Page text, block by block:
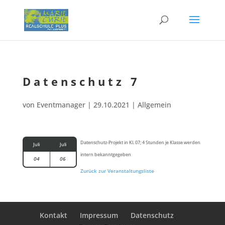
Daten­schutz 7
von Eventmanager| 29.10.2021 | Allgemein
Juli
04
Juli
06
Daten­schutz-Projekt in Kl. 07; 4 Stunden je Klasse werden
intern bekanntgegeben
Zurück zur Veranstaltungsliste
Kontakt Impres­sum
Daten­schutz